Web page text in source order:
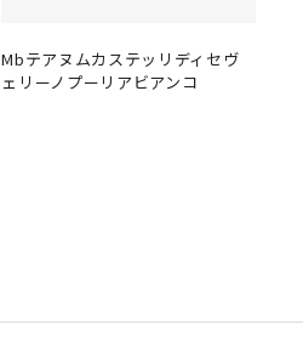
Mbテアヌムカステッリディセヴ
ェリーノプーリアビアンコ